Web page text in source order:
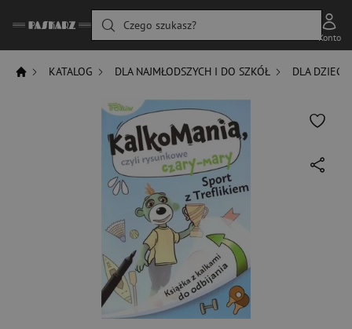
Czego szukasz?
Konto
KATALOG DLA NAJMŁODSZYCH I DO SZKÓŁ DLA DZIECI